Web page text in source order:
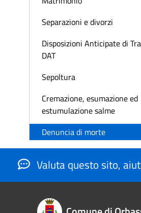
Separazioni e divorzi
Disposizioni Anticipate di
DAT
Sepoltura
Cremazione, esumazione ed
estumulazione salme
Denuncia di morte
Valuta questo sito,